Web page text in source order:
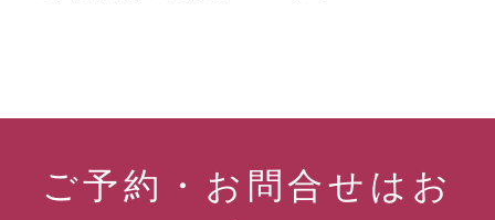
ご予約・お問合せはお